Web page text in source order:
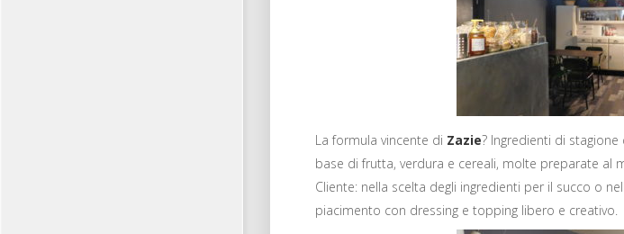
La formula vincente di Zazie? Ingredienti di
base di frutta, verdura e cereali, molte preparate al
Cliente: nella scelta degli ingredienti per il succo o
piacimento con dressing e topping libero e creativo.